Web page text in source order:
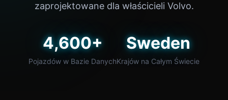
zaprojektowane dla właścicieli Volvo.
4,600+
Pojazdów w Bazie Danych
Sweden
Krajów na Całym Świecie